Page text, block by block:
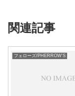
関連記事
フェローズ/PHERROW'S